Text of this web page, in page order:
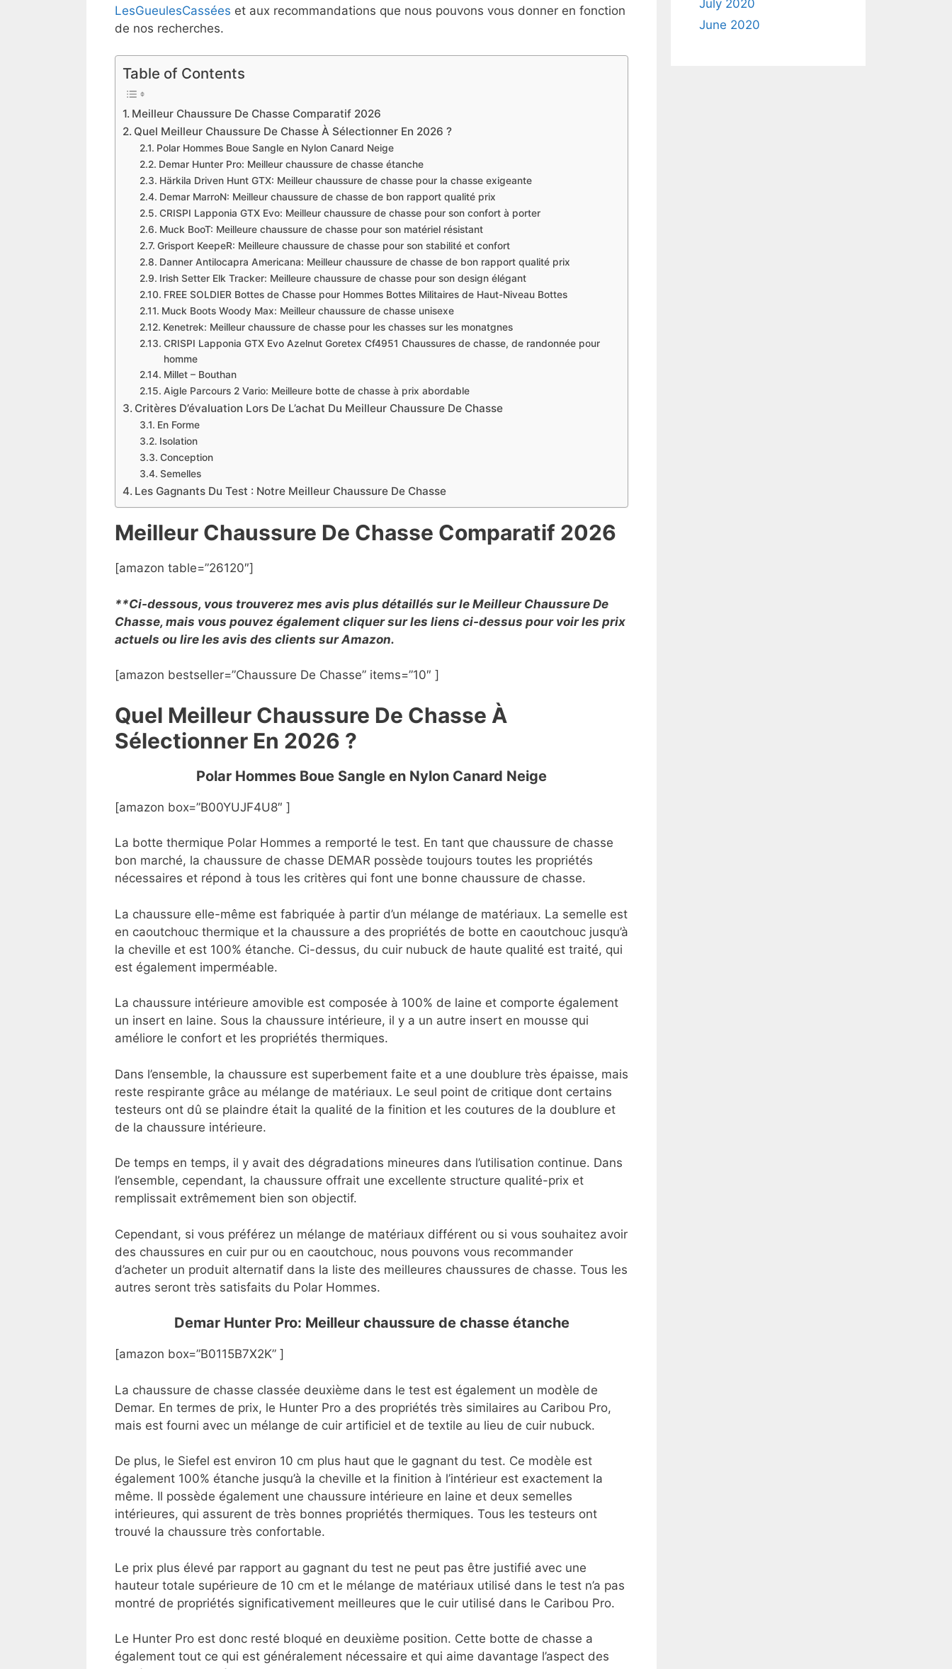
LesGueulesCassées et aux recommandations que nous pouvons vous donner en fonction
de nos recherches.
Table of Contents
Meilleur Chaussure De Chasse Comparatif 2026
​Quel Meilleur Chaussure De Chasse À Sélectionner En 2026 ?
Polar Hommes Boue Sangle en Nylon Canard Neige
Demar Hunter Pro: Meilleur chaussure de chasse étanche
Härkila Driven Hunt GTX: Meilleur chaussure de chasse pour la chasse exigeante
Demar MarroN: Meilleur chaussure de chasse de bon rapport qualité prix
CRISPI Lapponia GTX Evo: Meilleur chaussure de chasse pour son confort à porter
Muck BooT: Meilleure chaussure de chasse pour son matériel résistant
Grisport KeepeR: Meilleure chaussure de chasse pour son stabilité et confort
Danner Antilocapra Americana: Meilleur chaussure de chasse de bon rapport qualité prix
Irish Setter Elk Tracker: Meilleure chaussure de chasse pour son design élégant
FREE SOLDIER Bottes de Chasse pour Hommes Bottes Militaires de Haut-Niveau Bottes
Muck Boots Woody Max: Meilleur chaussure de chasse unisexe
Kenetrek: Meilleur chaussure de chasse pour les chasses sur les monatgnes
CRISPI Lapponia GTX Evo Azelnut Goretex Cf4951 Chaussures de chasse, de randonnée pour
homme
Millet – Bouthan
Aigle Parcours 2 Vario: Meilleure botte de chasse à prix abordable
​Critères D’évaluation Lors De L’achat Du Meilleur Chaussure De Chasse
En Forme
Isolation
Conception
Semelles
Les Gagnants Du Test : Notre Meilleur Chaussure De Chasse
Meilleur Chaussure De Chasse Comparatif 2026
[amazon table=”26120″]
**Ci-dessous, vous trouverez mes avis plus détaillés sur le Meilleur Chaussure De
Chasse, mais vous pouvez également cliquer sur les liens ci-dessus pour voir les prix
actuels ou lire les avis des clients sur Amazon.
[amazon bestseller=”Chaussure De Chasse” items=”10″ ]
​Quel Meilleur Chaussure De Chasse À
Sélectionner En 2026 ?
Polar Hommes Boue Sangle en Nylon Canard Neige
[amazon box=”B00YUJF4U8″ ]
La botte thermique Polar Hommes a remporté le test. En tant que chaussure de chasse
bon marché, la chaussure de chasse DEMAR possède toujours toutes les propriétés
nécessaires et répond à tous les critères qui font une bonne chaussure de chasse.
La chaussure elle-même est fabriquée à partir d’un mélange de matériaux. La semelle est
en caoutchouc thermique et la chaussure a des propriétés de botte en caoutchouc jusqu’à
la cheville et est 100% étanche. Ci-dessus, du cuir nubuck de haute qualité est traité, qui
est également imperméable.
La chaussure intérieure amovible est composée à 100% de laine et comporte également
un insert en laine. Sous la chaussure intérieure, il y a un autre insert en mousse qui
améliore le confort et les propriétés thermiques.
Dans l’ensemble, la chaussure est superbement faite et a une doublure très épaisse, mais
reste respirante grâce au mélange de matériaux. Le seul point de critique dont certains
testeurs ont dû se plaindre était la qualité de la finition et les coutures de la doublure et
de la chaussure intérieure.
De temps en temps, il y avait des dégradations mineures dans l’utilisation continue. Dans
l’ensemble, cependant, la chaussure offrait une excellente structure qualité-prix et
remplissait extrêmement bien son objectif.
Cependant, si vous préférez un mélange de matériaux différent ou si vous souhaitez avoir
des chaussures en cuir pur ou en caoutchouc, nous pouvons vous recommander
d’acheter un produit alternatif dans la liste des meilleures chaussures de chasse. Tous les
autres seront très satisfaits du Polar Hommes.
Demar Hunter Pro: Meilleur chaussure de chasse étanche
[amazon box=”B0115B7X2K” ]
La chaussure de chasse classée deuxième dans le test est également un modèle de
Demar. En termes de prix, le Hunter Pro a des propriétés très similaires au Caribou Pro,
mais est fourni avec un mélange de cuir artificiel et de textile au lieu de cuir nubuck.
De plus, le Siefel est environ 10 cm plus haut que le gagnant du test. Ce modèle est
également 100% étanche jusqu’à la cheville et la finition à l’intérieur est exactement la
même. Il possède également une chaussure intérieure en laine et deux semelles
intérieures, qui assurent de très bonnes propriétés thermiques. Tous les testeurs ont
trouvé la chaussure très confortable.
Le prix plus élevé par rapport au gagnant du test ne peut pas être justifié avec une
hauteur totale supérieure de 10 cm et le mélange de matériaux utilisé dans le test n’a pas
montré de propriétés significativement meilleures que le cuir utilisé dans le Caribou Pro.
Le Hunter Pro est donc resté bloqué en deuxième position. Cette botte de chasse a
également tout ce qui est généralement nécessaire et qui aime davantage l’aspect des
July 2020
June 2020